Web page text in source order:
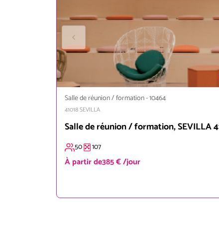
Salle de réunion / formation-10464
41018SEVILLA
Salle de réunion / formation, SEVILLA
50 107
À partir de385 € /jour